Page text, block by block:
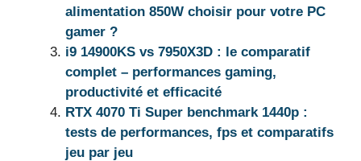
alimentation 850W choisir pour votre PC
gamer ?
i9 14900KS vs 7950X3D : le comparatif
complet – performances gaming,
productivité et efficacité
RTX 4070 Ti Super benchmark 1440p :
tests de performances, fps et comparatifs
jeu par jeu